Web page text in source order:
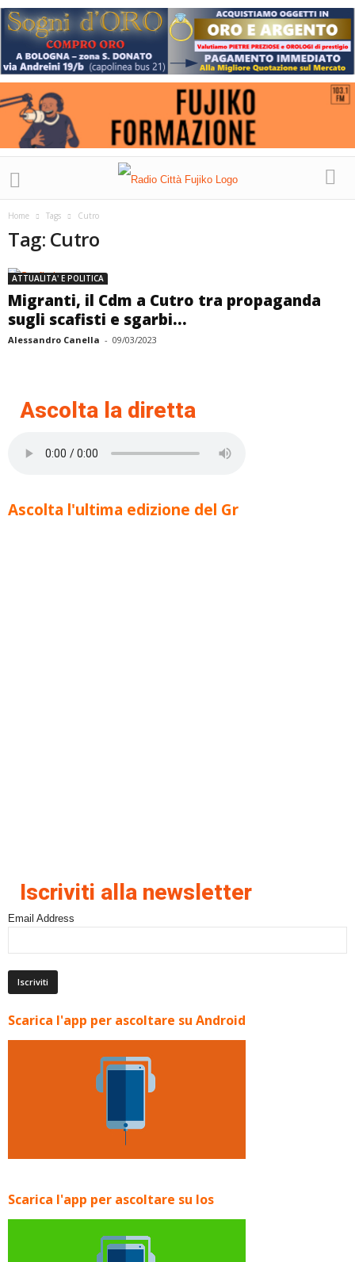
Home Tags Cutro
Tag: Cutro
ATTUALITA' E POLITICA
Migranti, il Cdm a Cutro tra propaganda
sugli scafisti e sgarbi...
Alessandro Canella - 09/03/2023
Ascolta la diretta
Ascolta l'ultima edizione del Gr
Iscriviti alla newsletter
Email Address
Scarica l'app per ascoltare su Android
Scarica l'app per ascoltare su Ios